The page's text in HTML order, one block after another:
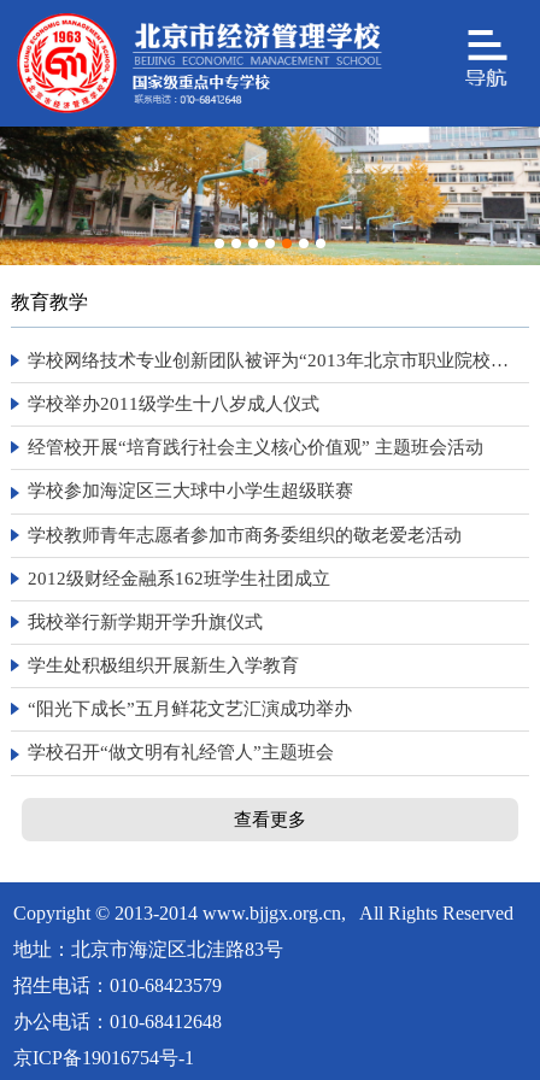
教育教学
学校网络技术专业创新团队被评为“2013年北京市职业院校专业创新团队”
学校举办2011级学生十八岁成人仪式
经管校开展“培育践行社会主义核心价值观” 主题班会活动
学校参加海淀区三大球中小学生超级联赛
学校教师青年志愿者参加市商务委组织的敬老爱老活动
2012级财经金融系162班学生社团成立
我校举行新学期开学升旗仪式
学生处积极组织开展新生入学教育
“阳光下成长”五月鲜花文艺汇演成功举办
学校召开“做文明有礼经管人”主题班会
查看更多
Copyright © 2013-2014 www.bjjgx.org.cn, All Rights Reserved
地址：北京市海淀区北洼路83号
招生电话：010-68423579
办公电话：010-68412648
京ICP备19016754号-1